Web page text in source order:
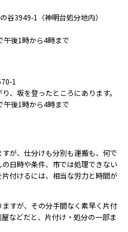
谷3949-1（神明台処分地内）
午後1時から4時まで
1
、坂を登ったところにあります。
午後1時から4時まで
が、仕分けも分別も運搬も、何で
⽇時や条件、市では処理できない
付けるには、相当な労⼒と時間が
すが、その分⼿間なく素早く⽚付
などだと、⽚付け・処分の⼀部ま